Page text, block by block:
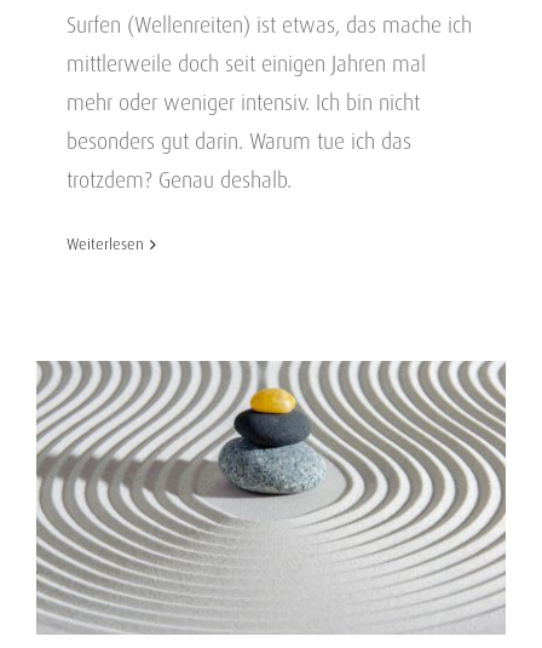
Surfen (Wellenreiten) ist etwas, das mache ich
mittlerweile doch seit einigen Jahren mal
mehr oder weniger intensiv. Ich bin nicht
besonders gut darin. Warum tue ich das
trotzdem? Genau deshalb.
Weiterlesen